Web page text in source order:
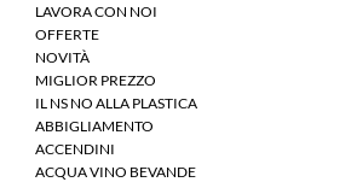
LAVORA CON NOI
OFFERTE
NOVITÀ
MIGLIOR PREZZO
IL NS NO ALLA PLASTICA
ABBIGLIAMENTO
ACCENDINI
ACQUA VINO BEVANDE